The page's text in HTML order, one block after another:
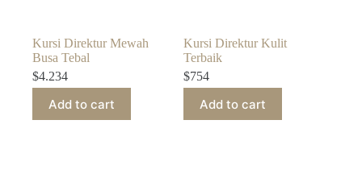
Kursi Direktur Mewah
Busa Tebal
$4.234
Add to cart
Kursi Direktur Kulit
Terbaik
$754
Add to cart